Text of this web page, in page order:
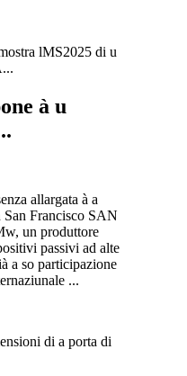
à u
allargata à a
Francisco SAN
un produttore
passivi ad alte
a so participazione
...